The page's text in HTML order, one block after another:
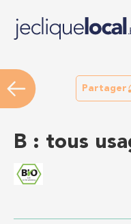
Partager
B : tous